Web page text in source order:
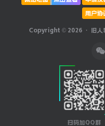
用户协
Copyright © 2026 · 旧人
扫码加QQ群